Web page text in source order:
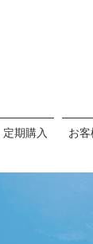
定期購入 お